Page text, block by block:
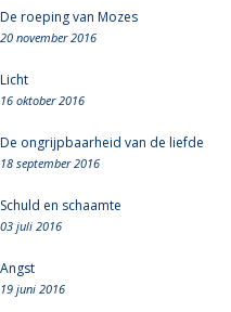
De roeping van Mozes
20 november 2016
Licht
16 oktober 2016
De ongrijpbaarheid van de liefde
18 september 2016
Schuld en schaamte
03 juli 2016
Angst
19 juni 2016